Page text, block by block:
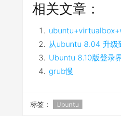
相关文章：
从ubuntu 8.04 升级
Ubuntu 8.10版登录
grub慢
标签： Ubuntu